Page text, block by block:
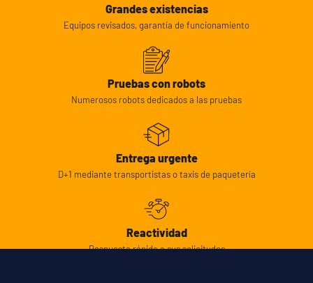
Grandes existencias
Equipos revisados, garantía de funcionamiento
Pruebas con robots
Numerosos robots dedicados a las pruebas
Entrega urgente
D+1 mediante transportistas o taxis de paquetería
Reactividad
Respuesta rápida a sus solicitudes